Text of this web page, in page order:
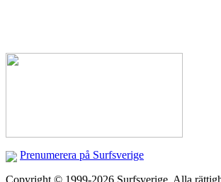
Prenumerera på Surfsverige
Copyright © 1999-2026 Surfsverige. Alla